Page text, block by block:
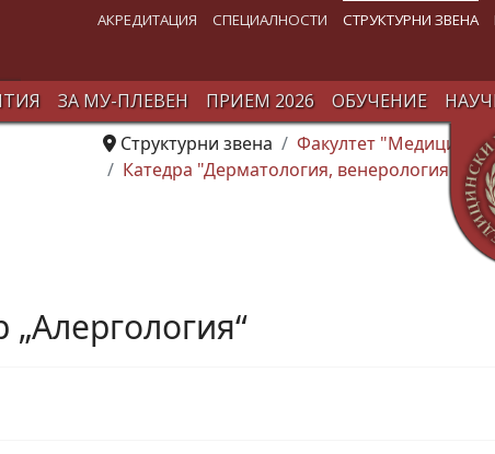
АКРЕДИТАЦИЯ СПЕЦИАЛНОСТИ СТРУКТУРНИ ЗВЕНА
ЗА МУ-ПЛЕВЕН ПРИЕМ 2026 ОБУЧЕНИЕ
Структурни звена
Факултет
Катедра "Дерматология, венерология и
„Алергология“